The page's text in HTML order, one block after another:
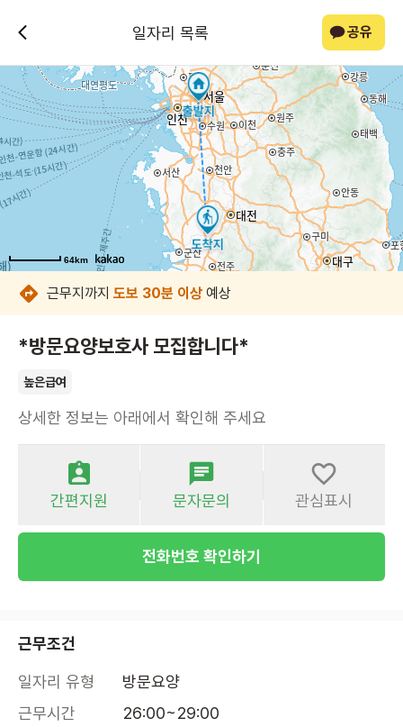
일자리 목록 공유
64km
64km
64km
64km
64km
64km
64km
64km
근무지까지 도보 30분 이상 예상
*방문요양보호사 모집합니다*
높은급여
상세한 정보는 아래에서 확인해 주세요
간편지원 문자문의 관심표시
전화번호 확인하기
근무조건
일자리 유형
방문요양
근무시간
26:00~29:00